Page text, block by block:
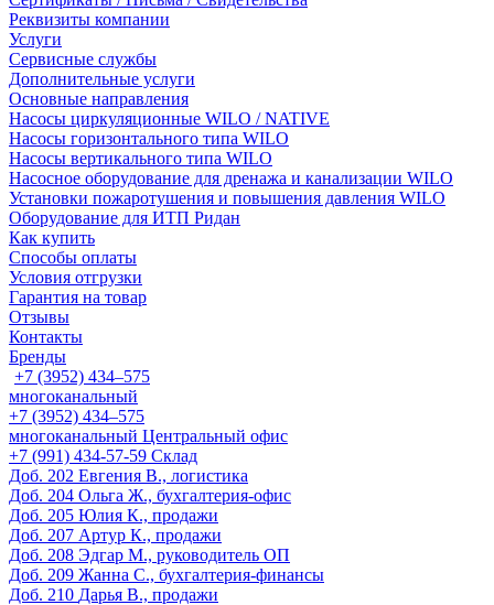
Реквизиты компании
Услуги
Сервисные службы
Дополнительные услуги
Основные направления
Насосы циркуляционные WILO / NATIVE
Насосы горизонтального типа WILO
Насосы вертикального типа WILO
Насосное оборудование для дренажа и канализации WILO
Установки пожаротушения и повышения давления WILO
Оборудование для ИТП Ридан
Как купить
Способы оплаты
Условия отгрузки
Гарантия на товар
Отзывы
Контакты
Бренды
+7 (3952) 434‒575
многоканальный
+7 (3952) 434‒575
многоканальный Центральный офис
‎+7 (991) 434-57-59 Склад
Доб. 202 Евгения В., логистика
Доб. 204 Ольга Ж., бухгалтерия-офис
Доб. 205 Юлия К., продажи
Доб. 207 Артур К., продажи
Доб. 208 Эдгар М., руководитель ОП
Доб. 209 Жанна С., бухгалтерия-финансы
Доб. 210 Дарья В., продажи